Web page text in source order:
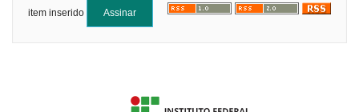
item inserido